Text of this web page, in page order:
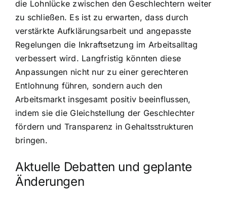
die Lohnlücke zwischen den Geschlechtern weiter
zu schließen. Es ist zu erwarten, dass durch
verstärkte Aufklärungsarbeit und angepasste
Regelungen die Inkraftsetzung im Arbeitsalltag
verbessert wird. Langfristig könnten diese
Anpassungen nicht nur zu einer gerechteren
Entlohnung führen, sondern auch den
Arbeitsmarkt insgesamt positiv beeinflussen,
indem sie die Gleichstellung der Geschlechter
fördern und Transparenz in Gehaltsstrukturen
bringen.
Aktuelle Debatten und geplante
Änderungen